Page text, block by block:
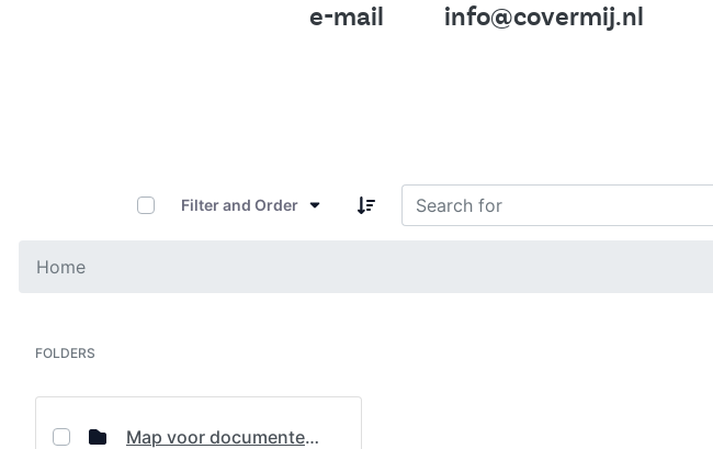
e-mail info@covermij.nl
Filter and Order
Home
FOLDERS
Map voor documentenbeheer 1.1